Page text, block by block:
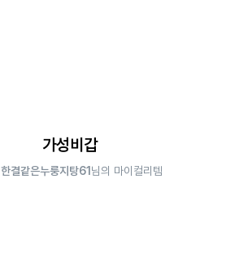
가성비갑
한결같은누룽지탕61 님의 마이컬리템